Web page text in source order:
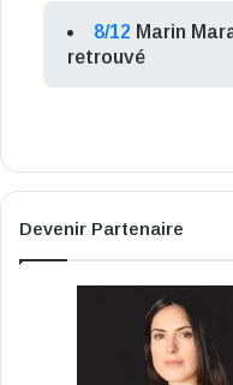
8/12 Marin
retrouvé
Devenir Partenaire